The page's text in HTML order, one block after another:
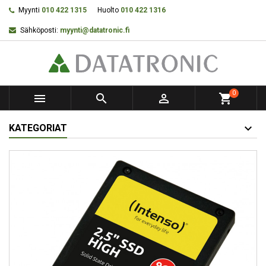
Myynti 010 422 1315 Huolto 010 422 1316
Sähköposti: myynti@datatronic.fi
   shopping_cart0
KATEGORIAT